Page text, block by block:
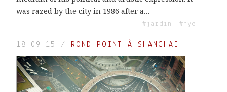
was razed by the city in 1986 after a…
#jardin, #nyc
18·09·15 / ROND-POINT À SHANGHAÏ